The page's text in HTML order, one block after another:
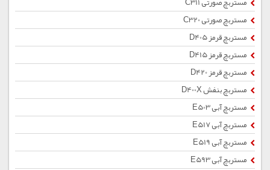
مستربچ صورتی C320
مستربچ قرمز D405
مستربچ قرمز D415
مستربچ قرمز D420
مستربچ بنفش D400X
مستربچ آبی E503
مستربچ آبی E517
مستربچ آبی E519
مستربچ آبی E593